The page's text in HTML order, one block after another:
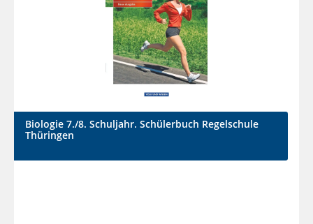
Biologie 7./8. Schuljahr. Schülerbuch Regelschule
Thüringen